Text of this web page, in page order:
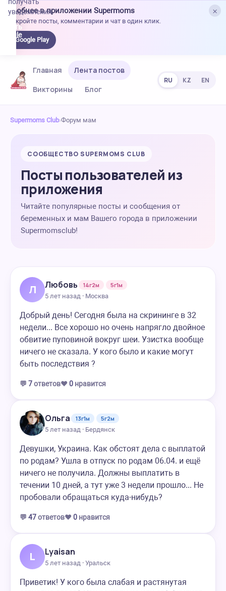
×
Удобнее в приложении Supermoms
Откройте посты, комментарии и чат в один клик.
Google Play
уведомления.
Главная
Лента постов
Викторины
Блог
RU KZ EN
Supermoms Club›Форум мам
СООБЩЕСТВО SUPERMOMS CLUB
Посты пользователей из
приложения
Читайте популярные посты и сообщения от
беременных и мам Вашего города в приложении
Supermomsclub!
Л Любовь 14г2м
5г1м
5 лет назад · Москва
Добрый день! Сегодня была на скрининге в 32
недели... Все хорошо но очень напрягло двойное
обвитие пуповиной вокруг шеи. Узистка вообще
ничего не сказала. У кого было и какие могут
быть последствия ?
💬 7ответов❤️ 0 нравится
Ольга 13г1м
5г2м
5 лет назад · Бердянск
Девушки, Украина. Как обстоят дела с выплатой
по родам? Ушла в отпуск по родам 06.04. и ещё
ничего не получила. Должны выплатить в
течении 10 дней, а тут уже 3 недели прошло... Не
пробовали обращаться куда-нибудь?
💬 47ответов❤️ 0 нравится
L Lyaisan
5 лет назад · Уральск
Приветик! У кого была слабая и растянутая